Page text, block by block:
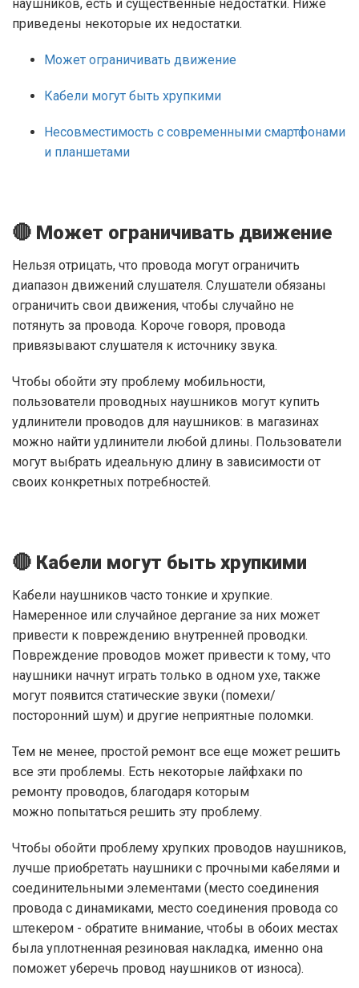
наушников, есть и существенные недостатки. Ниже
приведены некоторые их недостатки.
Может ограничивать движение
Кабели могут быть хрупкими
Несовместимость с современными смартфонами
и планшетами
🔴 Может ограничивать движение
Нельзя отрицать, что провода могут ограничить
диапазон движений слушателя. Слушатели обязаны
ограничить свои движения, чтобы случайно не
потянуть за провода. Короче говоря, провода
привязывают слушателя к источнику звука.
Чтобы обойти эту проблему мобильности,
пользователи проводных наушников могут купить
удлинители проводов для наушников: в магазинах
можно найти удлинители любой длины. Пользователи
могут выбрать идеальную длину в зависимости от
своих конкретных потребностей.
🔴 Кабели могут быть хрупкими
Кабели наушников часто тонкие и хрупкие.
Намеренное или случайное дергание за них может
привести к повреждению внутренней проводки.
Повреждение проводов может привести к тому, что
наушники начнут играть только в одном ухе, также
могут появится статические звуки (помехи/
посторонний шум) и другие неприятные поломки.
Тем не менее, простой ремонт все еще может решить
все эти проблемы. Есть некоторые лайфхаки по
ремонту проводов, благодаря которым
можно попытаться решить эту проблему.
Чтобы обойти проблему хрупких проводов наушников,
лучше приобретать наушники с прочными кабелями и
соединительными элементами (место соединения
провода с динамиками, место соединения провода со
штекером - обратите внимание, чтобы в обоих местах
была уплотненная резиновая накладка, именно она
поможет уберечь провод наушников от износа).